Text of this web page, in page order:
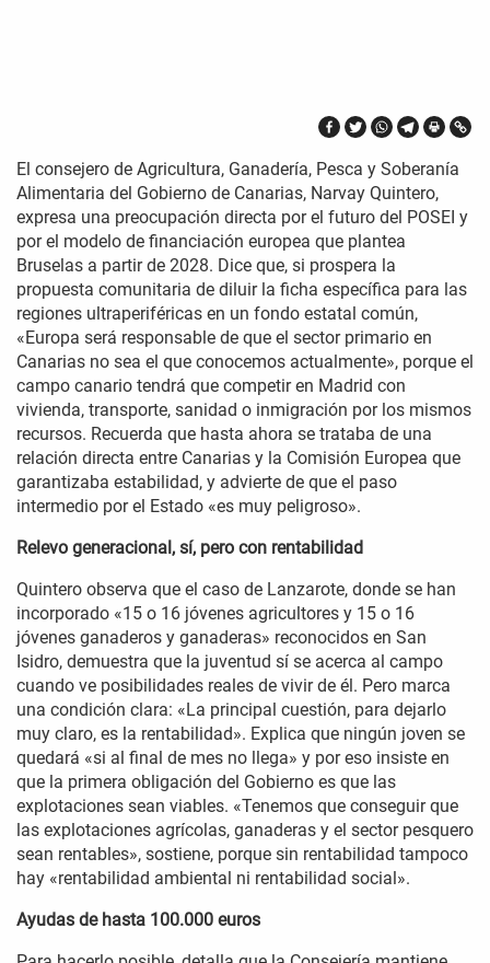
El consejero de Agricultura, Ganadería, Pesca y Soberanía
Alimentaria del Gobierno de Canarias, Narvay Quintero,
expresa una preocupación directa por el futuro del POSEI y
por el modelo de financiación europea que plantea
Bruselas a partir de 2028. Dice que, si prospera la
propuesta comunitaria de diluir la ficha específica para las
regiones ultraperiféricas en un fondo estatal común,
«Europa será responsable de que el sector primario en
Canarias no sea el que conocemos actualmente», porque el
campo canario tendrá que competir en Madrid con
vivienda, transporte, sanidad o inmigración por los mismos
recursos. Recuerda que hasta ahora se trataba de una
relación directa entre Canarias y la Comisión Europea que
garantizaba estabilidad, y advierte de que el paso
intermedio por el Estado «es muy peligroso».
Relevo generacional, sí, pero con rentabilidad
Quintero observa que el caso de Lanzarote, donde se han
incorporado «15 o 16 jóvenes agricultores y 15 o 16
jóvenes ganaderos y ganaderas» reconocidos en San
Isidro, demuestra que la juventud sí se acerca al campo
cuando ve posibilidades reales de vivir de él. Pero marca
una condición clara: «La principal cuestión, para dejarlo
muy claro, es la rentabilidad». Explica que ningún joven se
quedará «si al final de mes no llega» y por eso insiste en
que la primera obligación del Gobierno es que las
explotaciones sean viables. «Tenemos que conseguir que
las explotaciones agrícolas, ganaderas y el sector pesquero
sean rentables», sostiene, porque sin rentabilidad tampoco
hay «rentabilidad ambiental ni rentabilidad social».
Ayudas de hasta 100.000 euros